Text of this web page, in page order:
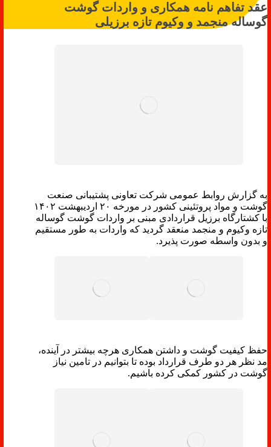
عقد تفاهم نامه همکاری و واردات گوشت
گوساله منجمد و وکیوم تازه برزیلی
به گزارش روابط عمومی شرکت تعاونی پشتیبانی صنعت
گوشت و مواد پروتئینی کشور در مورخه ۲۰ اردیبهشت ۱۴۰۲
با کشتارگاه برزیل قراردادی مبنی بر واردات گوشت گوساله
تازه وکیوم و منجمد منعقد گردید که واردات به طور مستقیم
و بدون واسطه صورت پذیرد.
حفظ کیفیت گوشت و داشتن همکاری هرچه بیشتر در آینده،
مد نظر هر دو طرف قرارداد بوده تا بتوانیم در تامین نیاز
گوشت در کشور کمکی کرده باشیم.